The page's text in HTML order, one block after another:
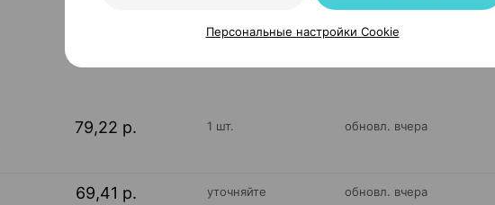
79,22 р. 1 шт. обновл. вчера
69,41 р. уточняйте обновл. вчера
Персональные настройки Cookie